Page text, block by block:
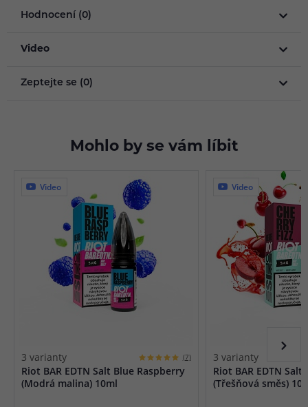
Hodnocení (0)
Video
Zeptejte se (0)
Mohlo by se vám líbit
Video
3 varianty (7)
Riot BAR EDTN Salt Blue Raspberry
(Modrá malina) 10ml
Video
3 varianty
Riot BAR EDTN Salt
(Třešňová směs)